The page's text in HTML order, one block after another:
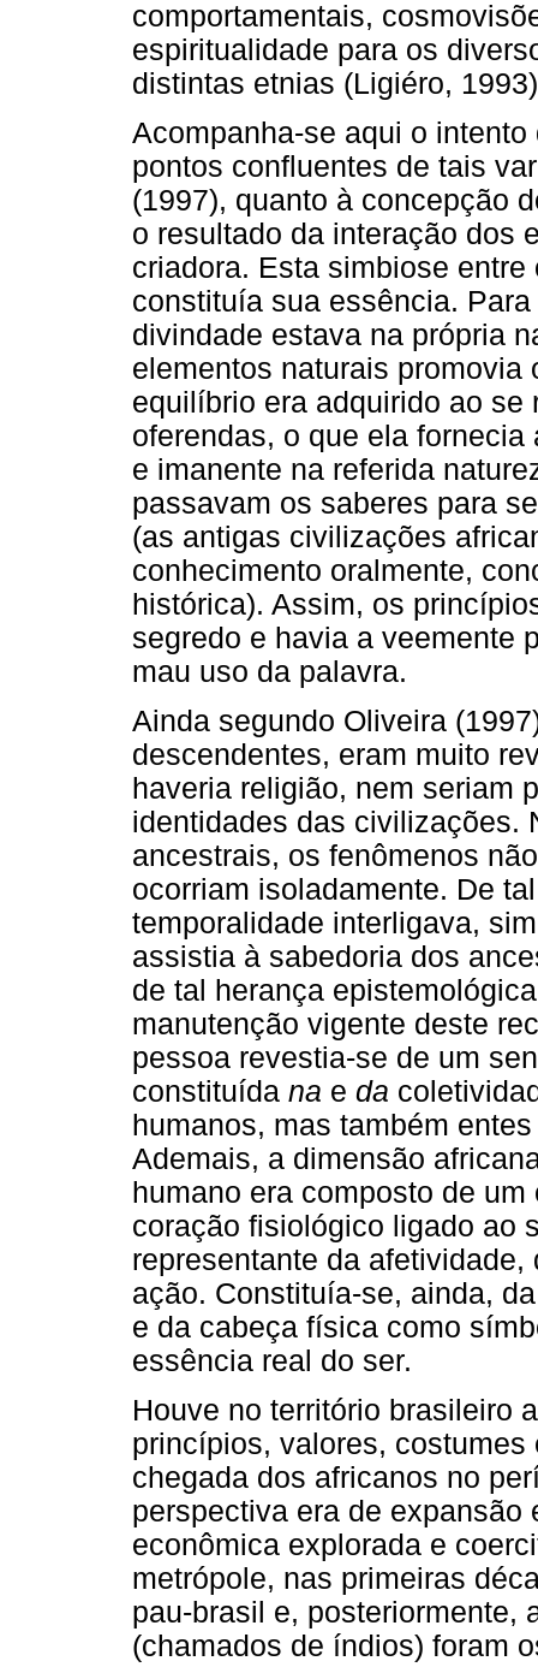
comportamentais,
espiritualidade para os
distintas etnias (Ligiéro,
Acompanha-se aqui o
pontos confluentes de tais
(1997), quanto à concepção
o resultado da interação dos
criadora. Esta simbiose
constituía sua essência.
divindade estava na própria
elementos naturais
equilíbrio era adquirido ao se
oferendas, o que ela
e imanente na referida
passavam os saberes para
(as antigas civilizações
conhecimento oralmente,
histórica). Assim, os
segredo e havia a veemente
mau uso da palavra.
Ainda segundo Oliveira
descendentes, eram muito
haveria religião, nem seriam
identidades das civilizações.
ancestrais, os fenômenos
ocorriam isoladamente. De
temporalidade interligava,
assistia à sabedoria dos
de tal herança
manutenção vigente deste
pessoa revestia-se de um
constituída na e da
humanos, mas também
Ademais, a dimensão
humano era composto de
coração fisiológico ligado ao
representante da
ação. Constituía-se, ainda,
e da cabeça física como
essência real do ser.
Houve no território brasileiro
princípios, valores,
chegada dos africanos no
perspectiva era de expansão
econômica explorada e
metrópole, nas primeiras
pau-brasil e, posteriormente,
(chamados de índios) foram